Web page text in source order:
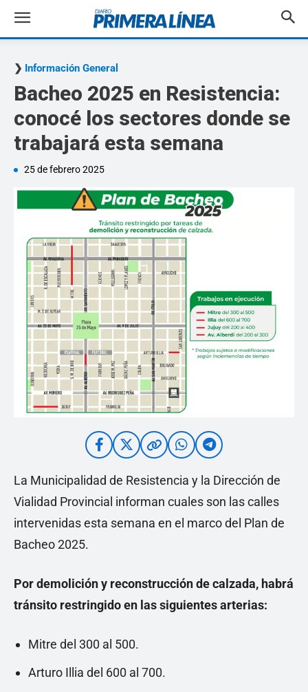
Información General
Bacheo 2025 en Resistencia:
conocé los sectores donde se
trabajará esta semana
25 de febrero 2025
La Municipalidad de Resistencia y la Dirección de
Vialidad Provincial informan cuales son las calles
intervenidas esta semana en el marco del Plan de
Bacheo 2025.
Por demolición y reconstrucción de calzada, habrá
tránsito restringido en las siguientes arterias:
Mitre del 300 al 500.
Arturo Illia del 600 al 700.